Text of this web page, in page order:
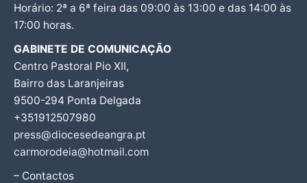
Horário: 2ª a 6ª feira das 09:00 às 13:00 e das 14:00 às
17:00 horas.
GABINETE DE COMUNICAÇÃO
Centro Pastoral Pio XII,
Bairro das Laranjeiras
9500-294 Ponta Delgada
+351912507980
press@diocesedeangra.pt
carmorodeia@hotmail.com
– Contactos